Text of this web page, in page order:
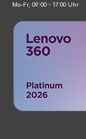
Mo-Fr, 09:00 - 17:00 Uhr